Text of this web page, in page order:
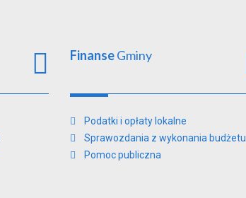
FinanseGminy
Podatki i opłaty lokalne
Sprawozdania z wykonania budżetu
Pomoc publiczna